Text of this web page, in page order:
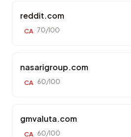
reddit.com
CA 70/100
nasarigroup.com
CA 60/100
gmvaluta.com
CA 60/100